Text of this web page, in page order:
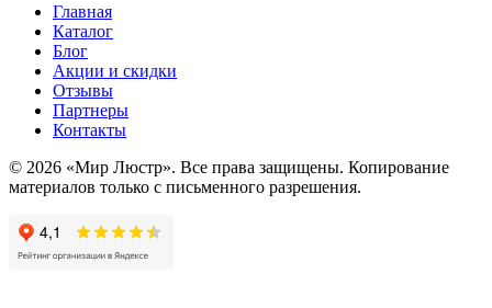
Главная
Каталог
Блог
Акции и скидки
Отзывы
Партнеры
Контакты
© 2026 «Мир Люстр». Все права защищены. Копирование
материалов только с письменного разрешения.